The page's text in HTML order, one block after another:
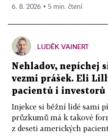
6. 8. 2026 ▪ 5 min. čtení
LUDĚK VAINERT
Nehladov, nepíchej
vezmi prášek. Eli
pacientů i investorů
Injekce si běžní lidé sami
průzkumů má k takové
z deseti amerických